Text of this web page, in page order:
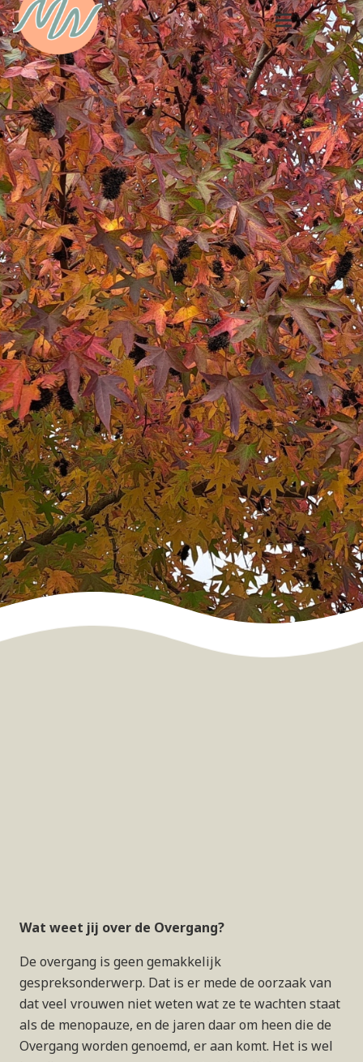
Wat weet jij over de Overgang?
De overgang is geen gemakkelijk
gespreksonderwerp. Dat is er mede de oorzaak van
dat veel vrouwen niet weten wat ze te wachten staat
als de menopauze, en de jaren daar om heen die de
Overgang worden genoemd, er aan komt. Het is wel